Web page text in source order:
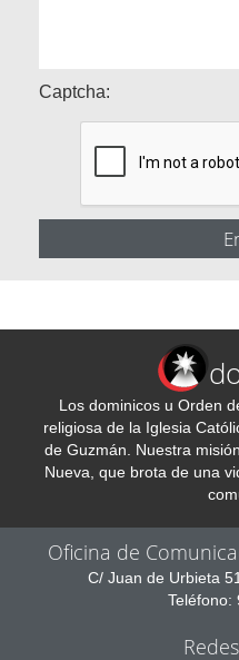
Captcha:
Los dominicos u Orden
religiosa de la Iglesia
de Guzmán. Nuestra
Nueva, que brota de una
Oficina de
C/ Juan de Urbieta
Teléfono: